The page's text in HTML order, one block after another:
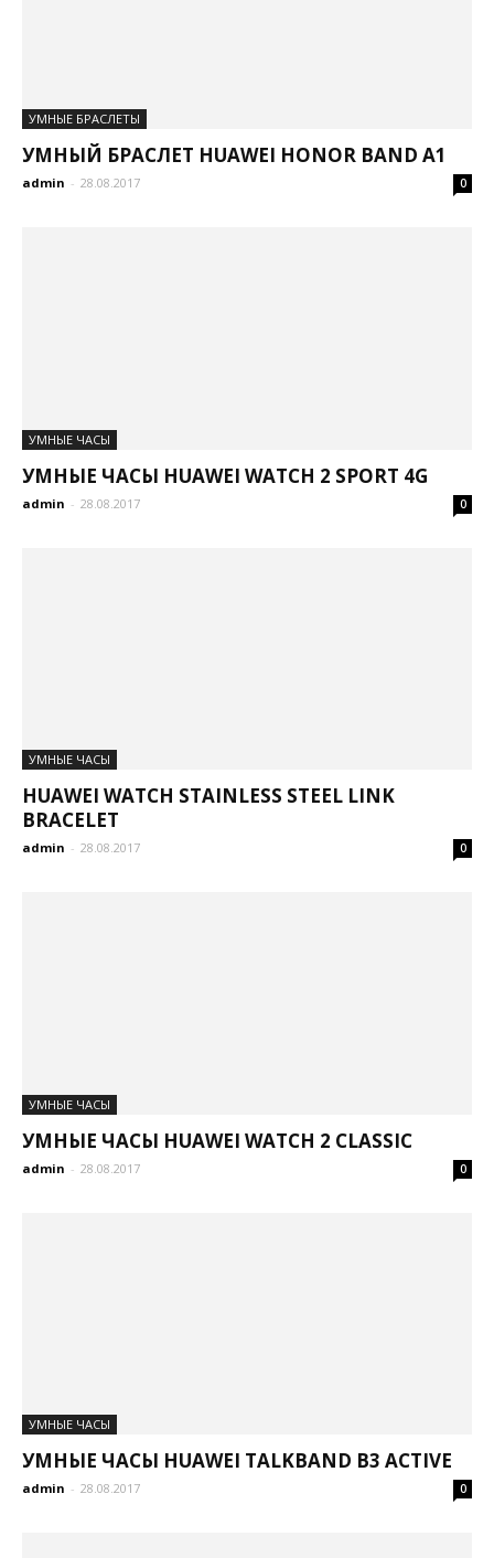
УМНЫЕ БРАСЛЕТЫ
УМНЫЙ БРАСЛЕТ HUAWEI HONOR BAND A1
admin - 28.08.2017 0
УМНЫЕ ЧАСЫ
УМНЫЕ ЧАСЫ HUAWEI WATCH 2 SPORT 4G
admin - 28.08.2017 0
УМНЫЕ ЧАСЫ
HUAWEI WATCH STAINLESS STEEL LINK
BRACELET
admin - 28.08.2017 0
УМНЫЕ ЧАСЫ
УМНЫЕ ЧАСЫ HUAWEI WATCH 2 CLASSIC
admin - 28.08.2017 0
УМНЫЕ ЧАСЫ
УМНЫЕ ЧАСЫ HUAWEI TALKBAND B3 ACTIVE
admin - 28.08.2017 0